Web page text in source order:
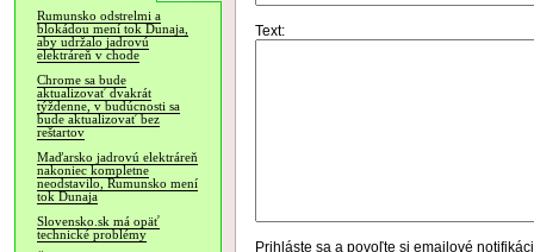
Rumunsko odstrelmi a
blokádou mení tok Dunaja,
aby udržalo jadrovú
elektráreň v chode
Chrome sa bude
aktualizovať dvakrát
týždenne, v budúcnosti sa
bude aktualizovať bez
reštartov
Maďarsko jadrovú elektráreň
nakoniec kompletne
neodstavilo, Rumunsko mení
tok Dunaja
Slovensko.sk má opäť
technické problémy
Text:
Prihláste sa a povoľte si emailové